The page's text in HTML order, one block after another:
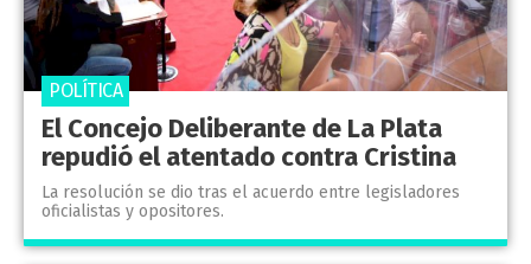
El Concejo Deliberante de La Plata
repudió el atentado contra Cristina
La resolución se dio tras el acuerdo entre legisladores
oficialistas y opositores.
POLÍTICA